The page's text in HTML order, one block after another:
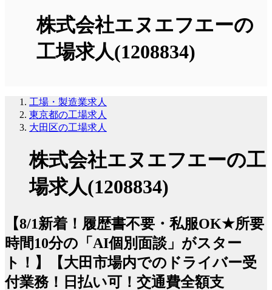
株式会社エヌエフエーの
工場求人(1208834)
工場・製造業求人
東京都の工場求人
大田区の工場求人
株式会社エヌエフエーの工
場求人(1208834)
【8/1新着！履歴書不要・私服OK★所要
時間10分の「AI個別面談」がスター
ト！】【大田市場内でのドライバー受
付業務！日払い可！交通費全額支